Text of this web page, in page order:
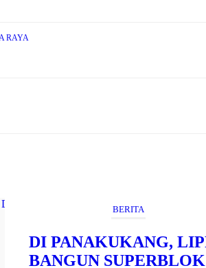
RAYA
BERITA
DI PANAKUKANG,
BANGUN